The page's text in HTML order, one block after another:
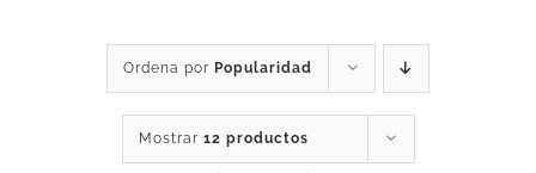
SERVICIOS
Ordena por Popularidad
Mostrar 12 productos